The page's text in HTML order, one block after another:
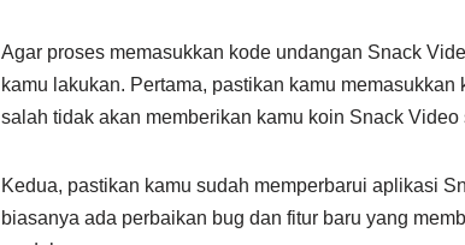
Agar proses memasukkan kode undangan Snack
kamu lakukan. Pertama, pastikan kamu
salah tidak akan memberikan kamu koin Snack Video
Kedua, pastikan kamu sudah memperbarui aplikasi
biasanya ada perbaikan bug dan fitur baru yang